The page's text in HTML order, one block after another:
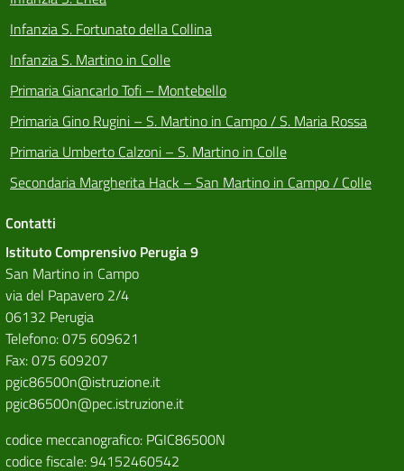
Infanzia S. Fortunato della Collina
Infanzia S. Martino in Colle
Primaria Giancarlo Tofi – Montebello
Primaria Gino Rugini – S. Martino in Campo / S. Maria Rossa
Primaria Umberto Calzoni – S. Martino in Colle
Secondaria Margherita Hack – San Martino in Campo / Colle
Contatti
Istituto Comprensivo Perugia 9
San Martino in Campo
via del Papavero 2/4
06132 Perugia
Telefono: 075 609621
Fax: 075 609207
pgic86500n@istruzione.it
pgic86500n@pec.istruzione.it
codice meccanografico: PGIC86500N
codice fiscale: 94152460542